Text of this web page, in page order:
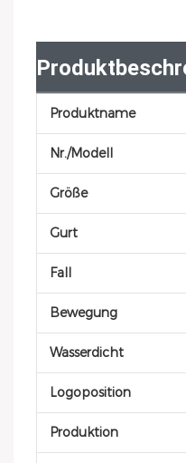
Produktname
Nr./Modell
Größe
Gurt
Fall
Bewegung
Wasserdicht
Logoposition
Produktion